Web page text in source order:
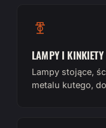
LAMPY I KINKIETY
Lampy stojące,
metalu kutego,